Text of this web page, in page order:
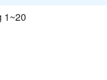
1~20